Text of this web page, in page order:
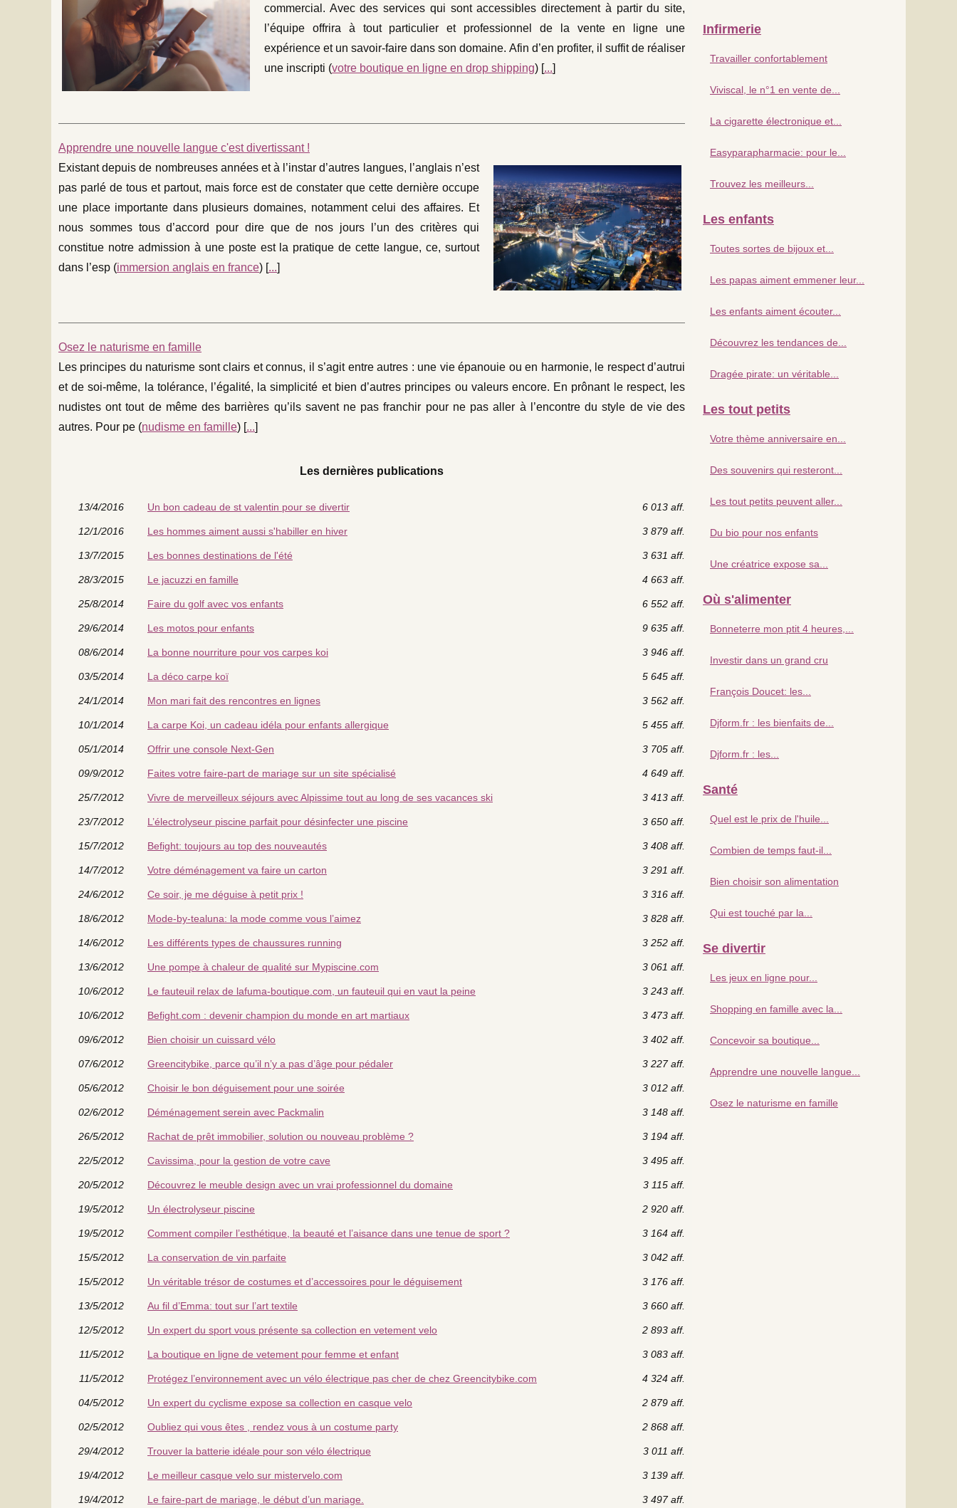
commercial. Avec des services qui sont accessibles directement à partir du site,
l’équipe offrira à tout particulier et professionnel de la vente en ligne une
expérience et un savoir-faire dans son domaine. Afin d’en profiter, il suffit de réaliser
une inscripti (votre boutique en ligne en drop shipping) [...]
Apprendre une nouvelle langue c'est divertissant !
Existant depuis de nombreuses années et à l’instar d’autres langues, l’anglais n’est
pas parlé de tous et partout, mais force est de constater que cette dernière occupe
une place importante dans plusieurs domaines, notamment celui des affaires. Et
nous sommes tous d’accord pour dire que de nos jours l’un des critères qui
constitue notre admission à une poste est la pratique de cette langue, ce, surtout
dans l’esp (immersion anglais en france) [...]
Osez le naturisme en famille
Les principes du naturisme sont clairs et connus, il s’agit entre autres : une vie épanouie ou en harmonie, le respect d’autrui
et de soi-même, la tolérance, l’égalité, la simplicité et bien d’autres principes ou valeurs encore. En prônant le respect, les
nudistes ont tout de même des barrières qu’ils savent ne pas franchir pour ne pas aller à l’encontre du style de vie des
autres. Pour pe (nudisme en famille) [...]
Les dernières publications
13/4/2016 Un bon cadeau de st valentin pour se divertir 6 013 aff.
12/1/2016 Les hommes aiment aussi s'habiller en hiver 3 879 aff.
13/7/2015 Les bonnes destinations de l'été 3 631 aff.
28/3/2015 Le jacuzzi en famille 4 663 aff.
25/8/2014 Faire du golf avec vos enfants 6 552 aff.
29/6/2014 Les motos pour enfants 9 635 aff.
08/6/2014 La bonne nourriture pour vos carpes koi 3 946 aff.
03/5/2014 La déco carpe koï 5 645 aff.
24/1/2014 Mon mari fait des rencontres en lignes 3 562 aff.
10/1/2014 La carpe Koi, un cadeau idéla pour enfants allergique 5 455 aff.
05/1/2014 Offrir une console Next-Gen 3 705 aff.
09/9/2012 Faites votre faire-part de mariage sur un site spécialisé 4 649 aff.
25/7/2012 Vivre de merveilleux séjours avec Alpissime tout au long de ses vacances ski 3 413 aff.
23/7/2012 L’électrolyseur piscine parfait pour désinfecter une piscine 3 650 aff.
15/7/2012 Befight: toujours au top des nouveautés 3 408 aff.
14/7/2012 Votre déménagement va faire un carton 3 291 aff.
24/6/2012 Ce soir, je me déguise à petit prix ! 3 316 aff.
18/6/2012 Mode-by-tealuna: la mode comme vous l’aimez 3 828 aff.
14/6/2012 Les différents types de chaussures running 3 252 aff.
13/6/2012 Une pompe à chaleur de qualité sur Mypiscine.com 3 061 aff.
10/6/2012 Le fauteuil relax de lafuma-boutique.com, un fauteuil qui en vaut la peine 3 243 aff.
10/6/2012 Befight.com : devenir champion du monde en art martiaux 3 473 aff.
09/6/2012 Bien choisir un cuissard vélo 3 402 aff.
07/6/2012 Greencitybike, parce qu’il n’y a pas d’âge pour pédaler 3 227 aff.
05/6/2012 Choisir le bon déguisement pour une soirée 3 012 aff.
02/6/2012 Déménagement serein avec Packmalin 3 148 aff.
26/5/2012 Rachat de prêt immobilier, solution ou nouveau problème ? 3 194 aff.
22/5/2012 Cavissima, pour la gestion de votre cave 3 495 aff.
20/5/2012 Découvrez le meuble design avec un vrai professionnel du domaine 3 115 aff.
19/5/2012 Un électrolyseur piscine 2 920 aff.
19/5/2012 Comment compiler l’esthétique, la beauté et l’aisance dans une tenue de sport ? 3 164 aff.
15/5/2012 La conservation de vin parfaite 3 042 aff.
15/5/2012 Un véritable trésor de costumes et d’accessoires pour le déguisement 3 176 aff.
13/5/2012 Au fil d’Emma: tout sur l’art textile 3 660 aff.
12/5/2012 Un expert du sport vous présente sa collection en vetement velo 2 893 aff.
11/5/2012 La boutique en ligne de vetement pour femme et enfant 3 083 aff.
11/5/2012 Protégez l’environnement avec un vélo électrique pas cher de chez Greencitybike.com 4 324 aff.
04/5/2012 Un expert du cyclisme expose sa collection en casque velo 2 879 aff.
02/5/2012 Oubliez qui vous êtes , rendez vous à un costume party 2 868 aff.
29/4/2012 Trouver la batterie idéale pour son vélo électrique 3 011 aff.
19/4/2012 Le meilleur casque velo sur mistervelo.com 3 139 aff.
19/4/2012 Le faire-part de mariage, le début d’un mariage. 3 497 aff.
Infirmerie
Travailler confortablement
Viviscal, le n°1 en vente de...
La cigarette électronique et...
Easyparapharmacie: pour le...
Trouvez les meilleurs...
Les enfants
Toutes sortes de bijoux et...
Les papas aiment emmener leur...
Les enfants aiment écouter...
Découvrez les tendances de...
Dragée pirate: un véritable...
Les tout petits
Votre thème anniversaire en...
Des souvenirs qui resteront...
Les tout petits peuvent aller...
Du bio pour nos enfants
Une créatrice expose sa...
Où s'alimenter
Bonneterre mon ptit 4 heures,...
Investir dans un grand cru
François Doucet: les...
Djform.fr : les bienfaits de...
Djform.fr : les...
Santé
Quel est le prix de l'huile...
Combien de temps faut-il...
Bien choisir son alimentation
Qui est touché par la...
Se divertir
Les jeux en ligne pour...
Shopping en famille avec la...
Concevoir sa boutique...
Apprendre une nouvelle langue...
Osez le naturisme en famille